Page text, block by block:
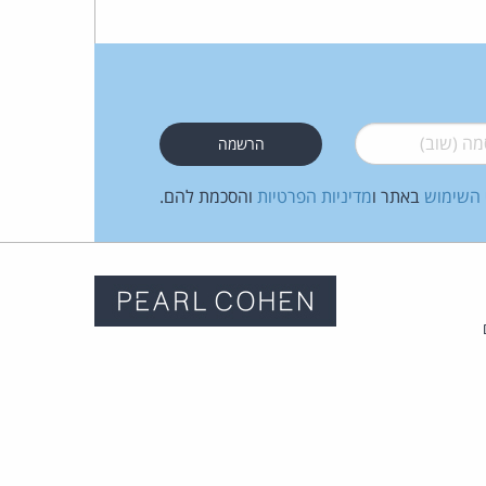
(שוב)*
השימוש באתר ומדיניות הפרטיות והסכמת להם.